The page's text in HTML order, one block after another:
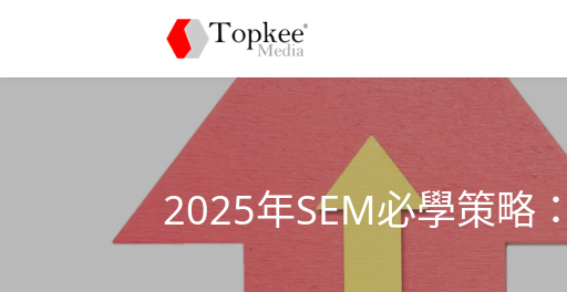
2025年SEM必學策略